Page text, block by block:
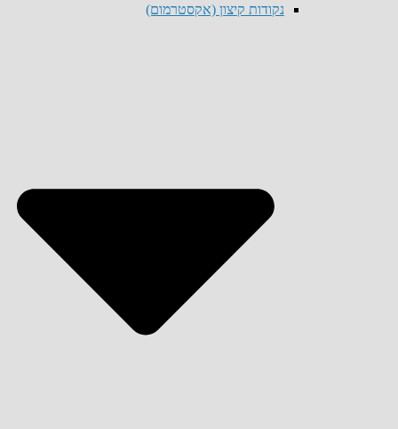
נקודות קיצון (אקסטרמום)